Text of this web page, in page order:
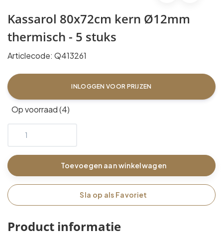
Kassarol 80x72cm kern Ø12mm
thermisch - 5 stuks
Articlecode: Q413261
INLOGGEN VOOR PRIJZEN
Op voorraad (4)
Toevoegen aan winkelwagen
Sla op als Favoriet
Product informatie